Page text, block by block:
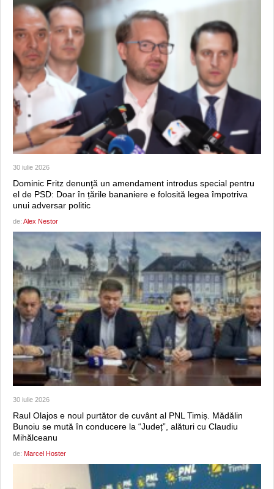
30 iulie 2026
Dominic Fritz denunţă un amendament introdus special pentru
el de PSD: Doar în țările bananiere e folosită legea împotriva
unui adversar politic
de: Alex Nestor
30 iulie 2026
Raul Olajos e noul purtător de cuvânt al PNL Timiș. Mădălin
Bunoiu se mută în conducere la “Județ”, alături cu Claudiu
Mihălceanu
de: Marcel Hoster